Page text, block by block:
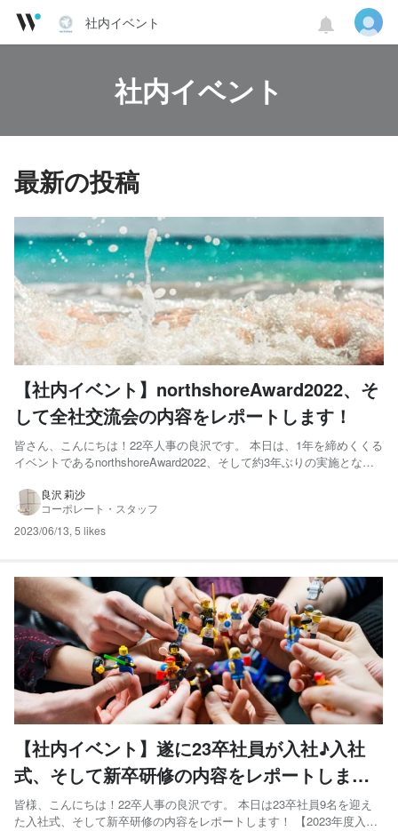
社内イベント
社内イベント
最新の投稿
【社内イベント】northshoreAward2022、そ
して全社交流会の内容をレポートします！
皆さん、こんにちは！22卒人事の良沢です。 本日は、1年を締めくくる
イベントであるnorthshoreAward2022、そして約3年ぶりの実施となっ
毎年サーファー(社員)が楽しみにしているnorthshoreAward。 例年は
年...
良沢 莉沙
コーポレート・スタッフ
2023/06/13, 5 likes
【社内イベント】遂に23卒社員が入社♪入社
式、そして新卒研修の内容をレポートしま
す！
皆様、こんにちは！22卒人事の良沢です。 本日は23卒社員9名を迎え
た入社式、そして新卒研修の内容をレポートします！ 【2023年度入社